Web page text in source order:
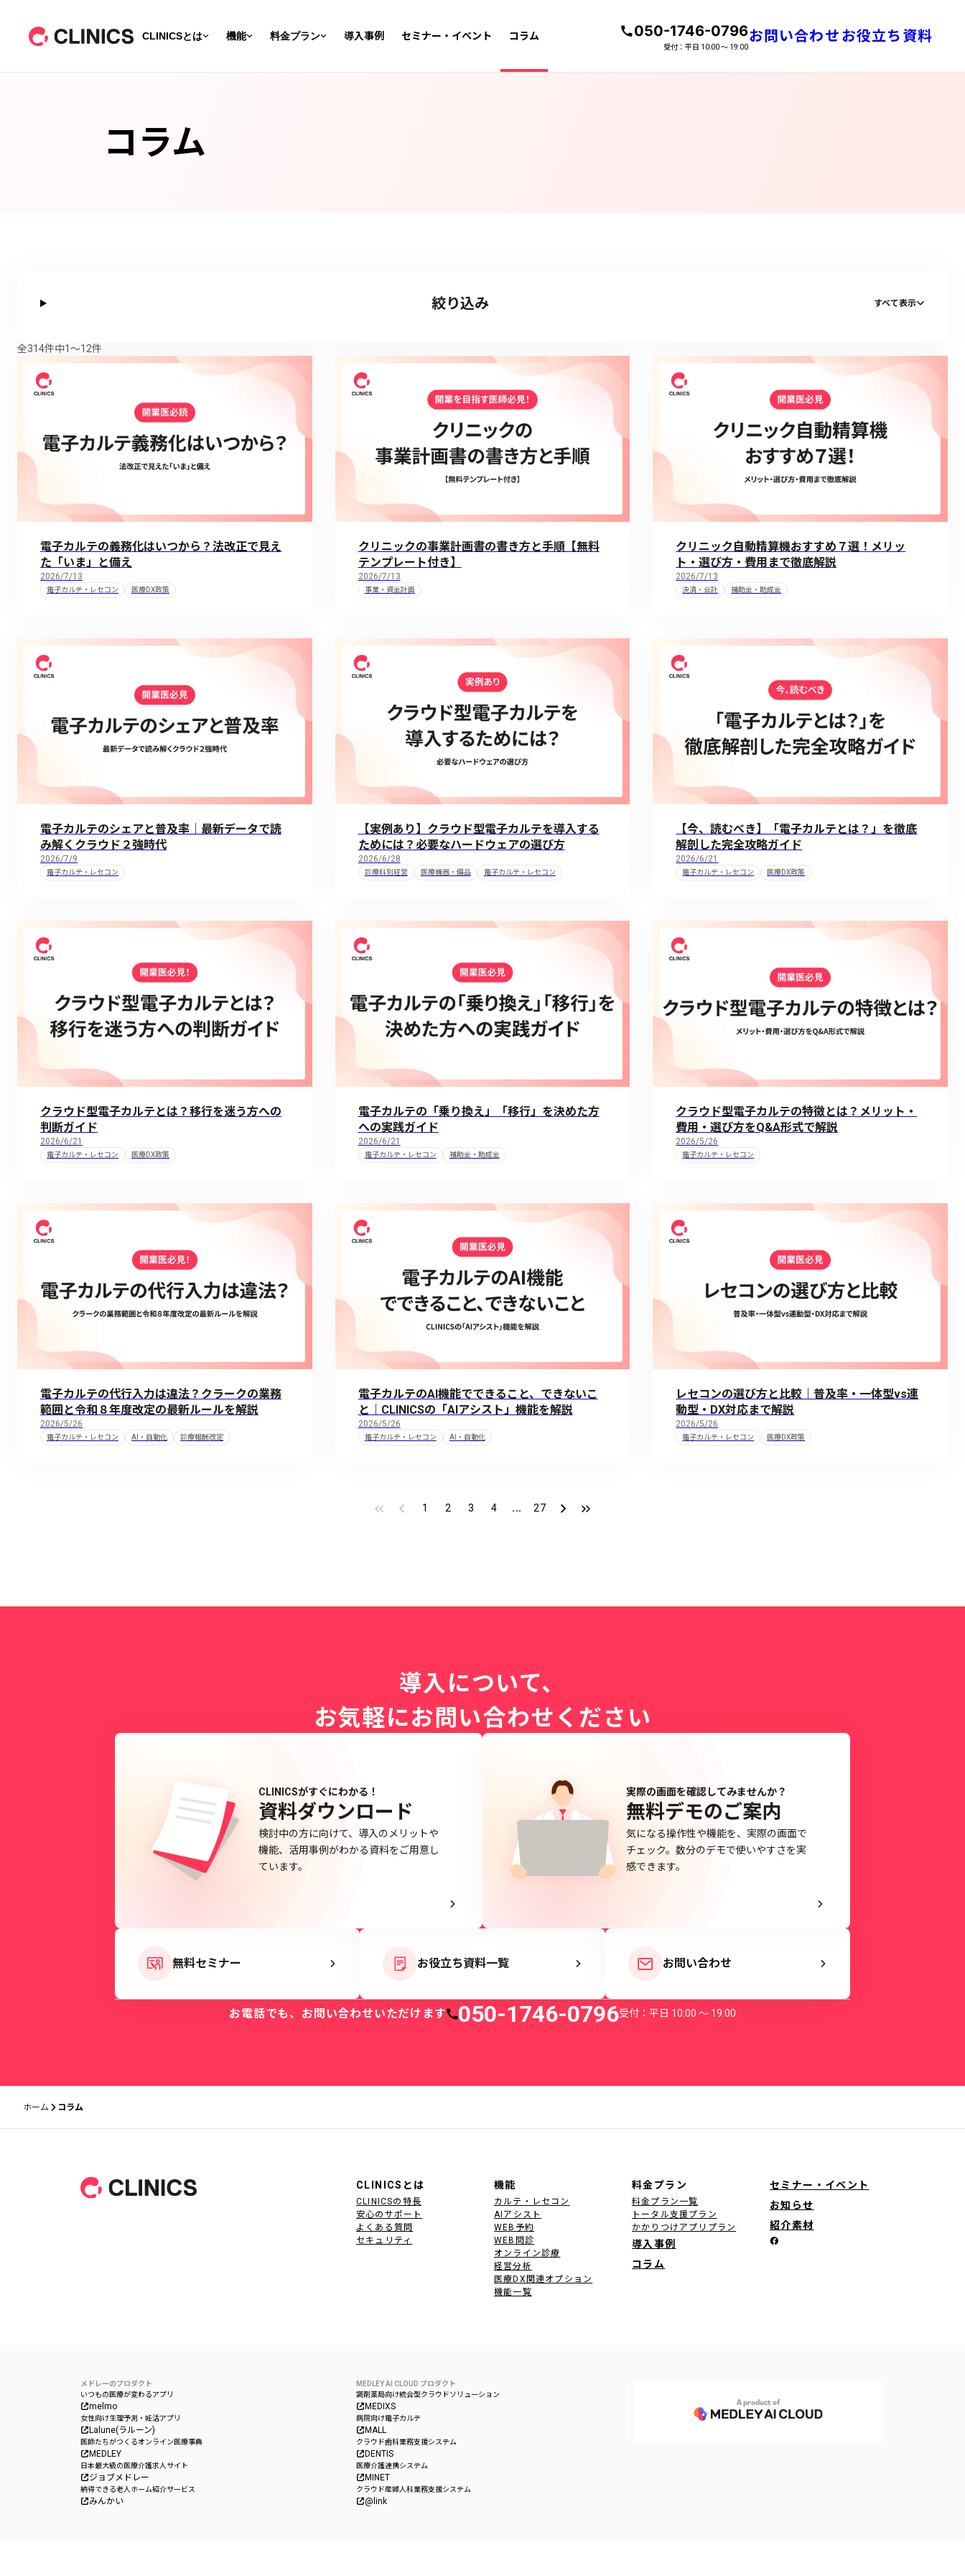
CLINICSとは 機能 料金プラン 導入事例 セミナー・イベント コラム 電話番号
050-1746-0796
受付：平日 10:00 〜 19:00
お問い合わせ お役立ち資料
コラム
絞り込み すべて表示
全314件中1〜12件
電子カルテの義務化はいつから？法改正で見え
た「いま」と備え
2026/7/13
電子カルテ・レセコン 医療DX政策
クリニックの事業計画書の書き方と手順【無料
テンプレート付き】
2026/7/13
事業・資金計画
クリニック自動精算機おすすめ７選！メリッ
ト・選び方・費用まで徹底解説
2026/7/13
決済・会計 補助金・助成金
電子カルテのシェアと普及率｜最新データで読
み解くクラウド２強時代
2026/7/9
電子カルテ・レセコン
【実例あり】クラウド型電子カルテを導入する
ためには？必要なハードウェアの選び方
2026/6/28
診療科別経営 医療機器・備品 電子カルテ・レセコン
【今、読むべき】「電子カルテとは？」を徹底
解剖した完全攻略ガイド
2026/6/21
電子カルテ・レセコン 医療DX政策
クラウド型電子カルテとは？移行を迷う方への
判断ガイド
2026/6/21
電子カルテ・レセコン 医療DX政策
電子カルテの「乗り換え」「移行」を決めた方
への実践ガイド
2026/6/21
電子カルテ・レセコン 補助金・助成金
クラウド型電子カルテの特徴とは？メリット・
費用・選び方をQ&A形式で解説
2026/5/26
電子カルテ・レセコン
電子カルテの代行入力は違法？クラークの業務
範囲と令和８年度改定の最新ルールを解説
2026/5/26
電子カルテ・レセコン AI・自動化 診療報酬改定
電子カルテのAI機能でできること、できないこ
と｜CLINICSの「AIアシスト」機能を解説
2026/5/26
電子カルテ・レセコン AI・自動化
レセコンの選び方と比較｜普及率・一体型vs連
動型・DX対応まで解説
2026/5/26
電子カルテ・レセコン 医療DX政策
1 2 3 4 ... 27
導入について、
お気軽にお問い合わせください
CLINICSがすぐにわかる！
資料ダウンロード
検討中の方に向けて、導入のメリットや
機能、活用事例がわかる資料をご用意し
ています。
実際の画面を確認してみませんか？
無料デモのご案内
気になる操作性や機能を、実際の画面で
チェック。数分のデモで使いやすさを実
感できます。
無料セミナー お役立ち資料一覧 お問い合わせ
お電話でも、お問い合わせいただけます
電話番号
050-1746-0796受付：平日 10:00 〜 19:00
ホーム コラム
フッター
CLINICSとは
CLINICSの特長
安心のサポート
よくある質問
セキュリティ
機能
カルテ・レセコン
AIアシスト
WEB予約
WEB問診
オンライン診療
経営分析
医療DX関連オプション
機能一覧
料金プラン
料金プラン一覧
トータル支援プラン
かかりつけアプリプラン
導入事例
コラム
セミナー・イベント
お知らせ
紹介素材
メドレーのプロダクト
いつもの医療が変わるアプリ
melmo
女性向け生理予測・妊活アプリ
Lalune(ラルーン)
医師たちがつくるオンライン医療事典
MEDLEY
日本最大級の医療介護求人サイト
ジョブメドレー
納得できる老人ホーム紹介サービス
みんかい
MEDLEY AI CLOUD プロダクト
調剤薬局向け統合型クラウドソリューション
MEDIXS
病院向け電子カルテ
MALL
クラウド歯科業務支援システム
DENTIS
医療介護連携システム
MINET
クラウド産婦人科業務支援システム
@link
A product of